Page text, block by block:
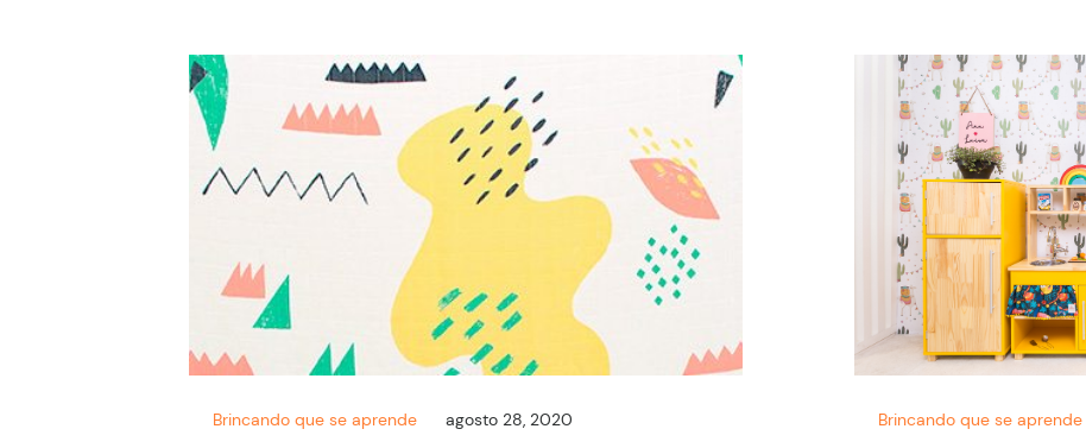
Brincando que se aprende agosto 28, 2020 Brincando que se aprende